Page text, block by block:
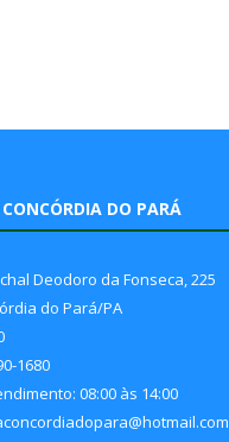
DO PARÁ
Deodoro da Fonseca, 225
do Pará/PA
1680
08:00 às 14:00